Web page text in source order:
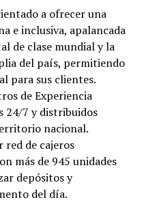
a ofrecer una
e inclusiva, apalancada
de clase mundial y la
del país, permitiendo
para sus clientes.
de Experiencia
24/7 y distribuidos
nacional.
red de cajeros
más de 945 unidades
depósitos y
del día.